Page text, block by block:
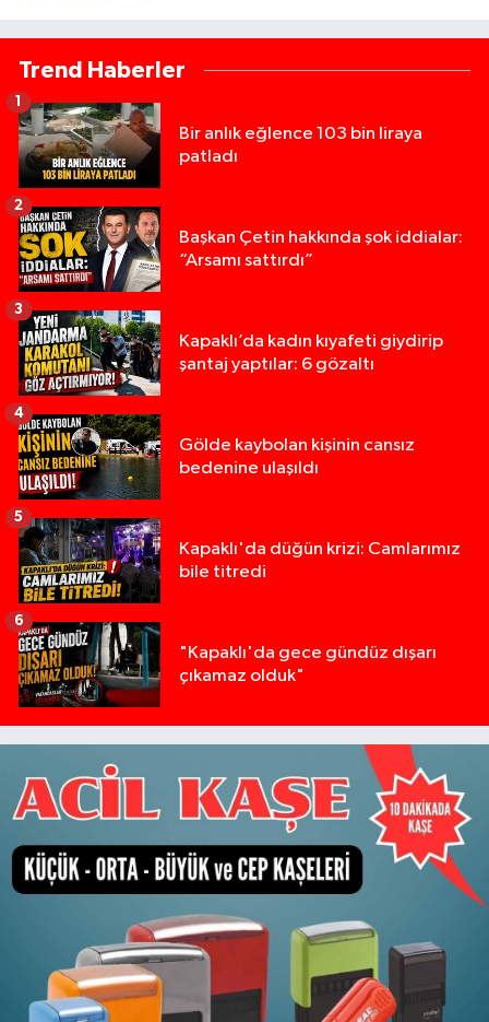
Trend Haberler
Bir anlık eğlence 103 bin liraya
patladı
1
Başkan Çetin hakkında şok iddialar:
“Arsamı sattırdı”
2
Kapaklı’da kadın kıyafeti giydirip
şantaj yaptılar: 6 gözaltı
3
Gölde kaybolan kişinin cansız
bedenine ulaşıldı
4
Kapaklı'da düğün krizi: Camlarımız
bile titredi
5
"Kapaklı'da gece gündüz dışarı
çıkamaz olduk"
6